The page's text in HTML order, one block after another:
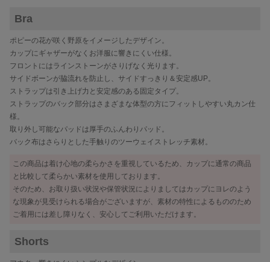
Bra
ポピーの花が咲く野原をイメージしたデザイン。
カップにギャザーがなくお洋服に響きにくい仕様。
フロントにはラインストーンがさりげなく光ります。
サイドボーンが脇流れを防止し、サイドすっきり＆安定感UP。
ストラップは引き上げ力と安定感のある固定タイプ。
ストラップのバック部分はさまざまな体型の方にフィットしやすい丸カン仕
様。
取り外し可能なパッドは厚手のふんわりパッド。
バック布はさらりとした手触りのツーウェイストレッチ素材。
この商品は着け心地の柔らかさを重視しているため、カップに通常の商品
と比較して柔らかい素材を使用しております。
そのため、お取り扱い状況や保管状況によりましてはカップにヨレのよう
な現象が見受けられる場合がございますが、素材の特性によるもののため
ご着用には差し障りなく、安心してご利用いただけます。
Shorts